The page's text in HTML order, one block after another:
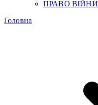
ПРАВО ВІЙНИ
Головна